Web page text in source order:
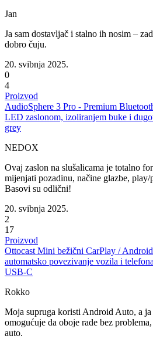
Jan
Ja sam dostavljač i stalno ih nosim –
dobro čuju.
20. svibnja 2025.
0
4
Proizvod
AudioSphere 3 Pro - Premium
LED zaslonom, izoliranjem buke i
grey
NEDOX
Ovaj zaslon na slušalicama je totalno
mijenjati pozadinu, načine glazbe, play/
Basovi su odlični!
20. svibnja 2025.
2
17
Proizvod
Ottocast Mini bežični CarPlay /
automatsko povezivanje vozila i
USB-C
Rokko
Moja supruga koristi Android Auto, a
omogućuje da oboje rade bez
auto.